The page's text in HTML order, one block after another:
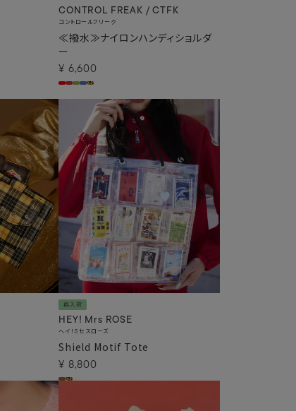
CONTROL FREAK / CTFK
コントロールフリーク
≪撥水≫ナイロンハンディショルダ
ー
¥ 6,600
再入荷
HEY! Mrs ROSE
ヘイ！ミセスローズ
Shield Motif Tote
¥ 8,800